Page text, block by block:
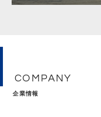
COMPANY
企業情報